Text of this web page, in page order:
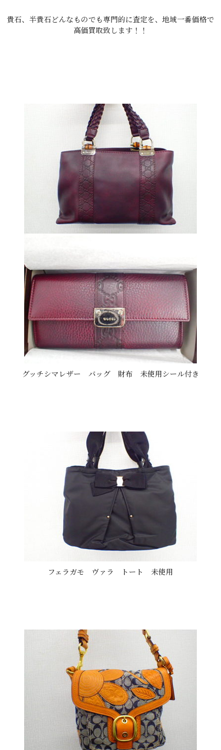
貴石、半貴石どんなものでも専門的に査定を、地域一番価格で
高価買取致します！！
グッチシマレザー バッグ 財布 未使用シール付き
フェラガモ ヴァラ トート 未使用